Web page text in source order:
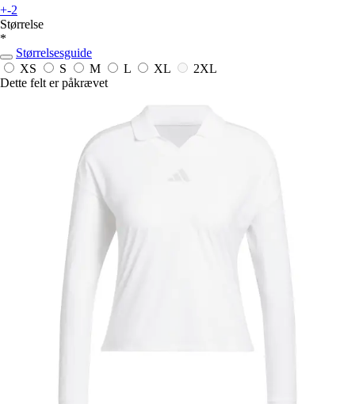
+-2
Størrelse
*
Størrelsesguide
XS
S M L XL
2XL
Dette felt er påkrævet